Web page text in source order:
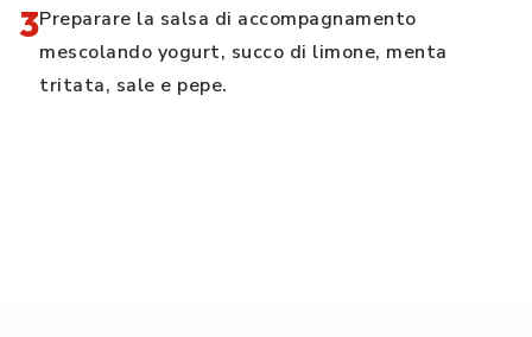
3Preparare la salsa di accompagnamento
mescolando yogurt, succo di limone, menta
tritata, sale e pepe.